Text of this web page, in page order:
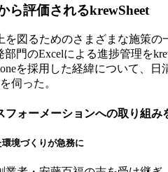
ら評価されるkrewSheet
を図るためのさまざまな施策
門のExcelによる進捗管理を
を採用した経緯について、
伺った。
フォーメーションへの取り組み
境づくりが急務に